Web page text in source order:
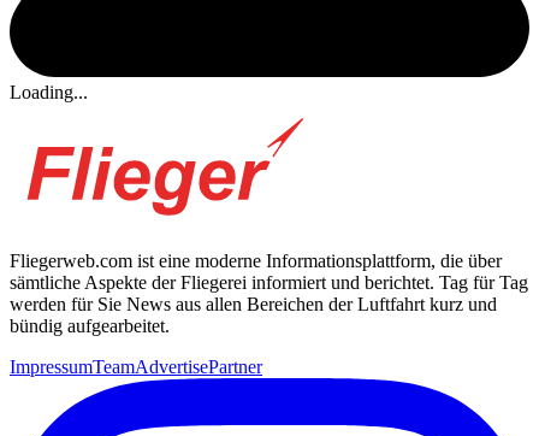
Loading...
Fliegerweb.com ist eine moderne Informationsplattform, die über
sämtliche Aspekte der Fliegerei informiert und berichtet. Tag für Tag
werden für Sie News aus allen Bereichen der Luftfahrt kurz und
bündig aufgearbeitet.
ImpressumTeamAdvertisePartner